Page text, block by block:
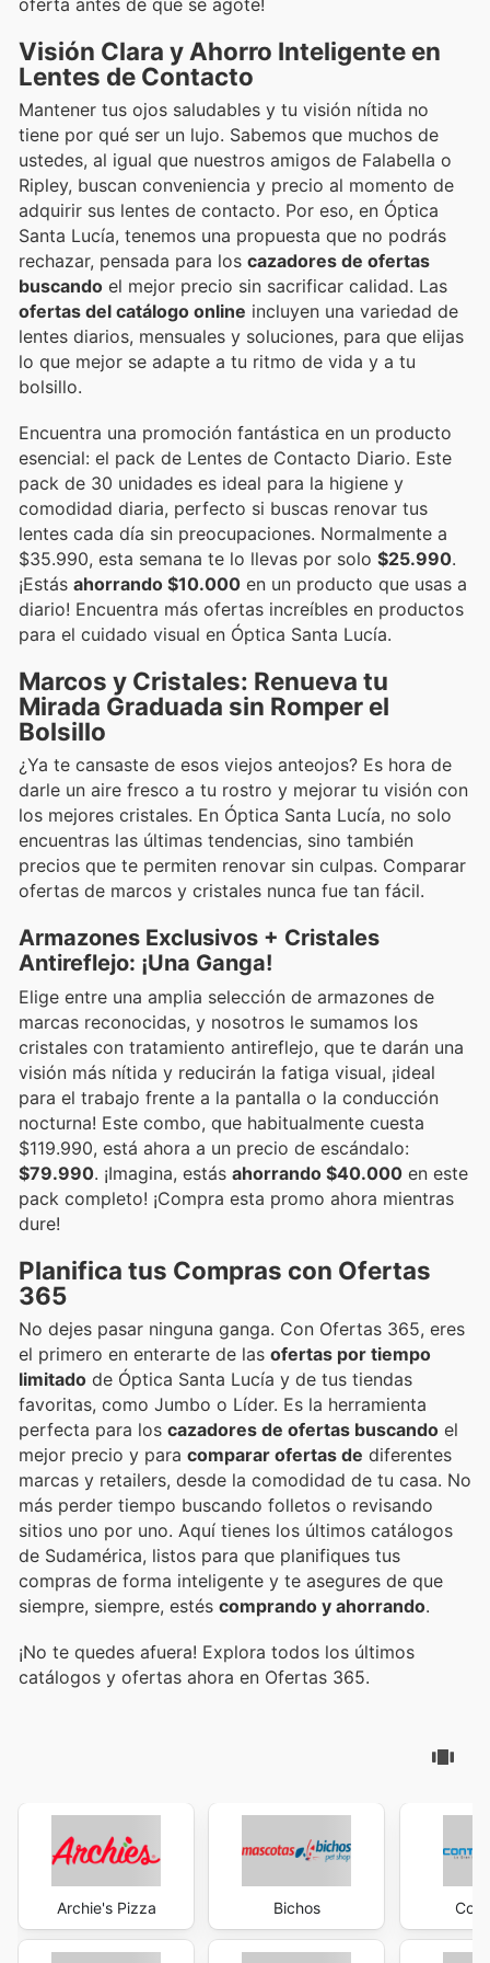
Visión Clara y Ahorro Inteligente en
Lentes de Contacto
Mantener tus ojos saludables y tu visión nítida no
tiene por qué ser un lujo. Sabemos que muchos de
ustedes, al igual que nuestros amigos de Falabella o
Ripley, buscan conveniencia y precio al momento de
adquirir sus lentes de contacto. Por eso, en Óptica
Santa Lucía, tenemos una propuesta que no podrás
rechazar, pensada para los cazadores de ofertas
buscando el mejor precio sin sacrificar calidad. Las
ofertas del catálogo online incluyen una variedad de
lentes diarios, mensuales y soluciones, para que elijas
lo que mejor se adapte a tu ritmo de vida y a tu
bolsillo.
Encuentra una promoción fantástica en un producto
esencial: el pack de Lentes de Contacto Diario. Este
pack de 30 unidades es ideal para la higiene y
comodidad diaria, perfecto si buscas renovar tus
lentes cada día sin preocupaciones. Normalmente a
$35.990, esta semana te lo llevas por solo $25.990.
¡Estás ahorrando $10.000 en un producto que usas a
diario! Encuentra más ofertas increíbles en productos
para el cuidado visual en Óptica Santa Lucía.
Marcos y Cristales: Renueva tu
Mirada Graduada sin Romper el
Bolsillo
¿Ya te cansaste de esos viejos anteojos? Es hora de
darle un aire fresco a tu rostro y mejorar tu visión con
los mejores cristales. En Óptica Santa Lucía, no solo
encuentras las últimas tendencias, sino también
precios que te permiten renovar sin culpas. Comparar
ofertas de marcos y cristales nunca fue tan fácil.
Armazones Exclusivos + Cristales
Antireflejo: ¡Una Ganga!
Elige entre una amplia selección de armazones de
marcas reconocidas, y nosotros le sumamos los
cristales con tratamiento antireflejo, que te darán una
visión más nítida y reducirán la fatiga visual, ¡ideal
para el trabajo frente a la pantalla o la conducción
nocturna! Este combo, que habitualmente cuesta
$119.990, está ahora a un precio de escándalo:
$79.990. ¡Imagina, estás ahorrando $40.000 en este
pack completo! ¡Compra esta promo ahora mientras
dure!
Planifica tus Compras con Ofertas
365
No dejes pasar ninguna ganga. Con Ofertas 365, eres
el primero en enterarte de las ofertas por tiempo
limitado de Óptica Santa Lucía y de tus tiendas
favoritas, como Jumbo o Líder. Es la herramienta
perfecta para los cazadores de ofertas buscando el
mejor precio y para comparar ofertas de diferentes
marcas y retailers, desde la comodidad de tu casa. No
más perder tiempo buscando folletos o revisando
sitios uno por uno. Aquí tienes los últimos catálogos
de Sudamérica, listos para que planifiques tus
compras de forma inteligente y te asegures de que
siempre, siempre, estés comprando y ahorrando.
¡No te quedes afuera! Explora todos los últimos
catálogos y ofertas ahora en Ofertas 365.
Archie's Pizza Bichos